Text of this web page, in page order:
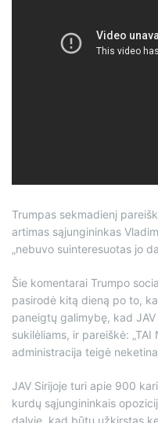
Trumpas sekmadienį
artimas sąjungininkas
„nebuvo suinteresuotas jo
Šie komentarai Trumpo
pasirodė kitą dieną po to,
paneigtų galimybę, kad
sukilėliams, ir pareiškė: „TAI
administracija teigė
JAV Sirijoje turi apie 900
kurdų sąjungininkais
dalyje, kad būtų užkirstas